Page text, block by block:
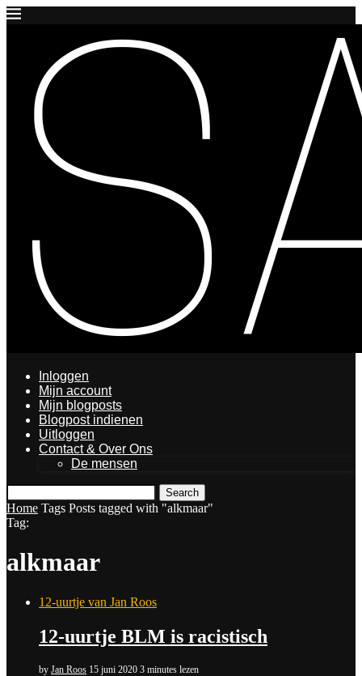
Inloggen
Mijn account
Mijn blogposts
Blogpost indienen
Uitloggen
Contact & Over Ons
De mensen
Search
Home Tags Posts tagged with "alkmaar"
Tag:
alkmaar
12-uurtje van Jan Roos
12-uurtje BLM is racistisch
by Jan Roos 15 juni 2020 3 minutes lezen